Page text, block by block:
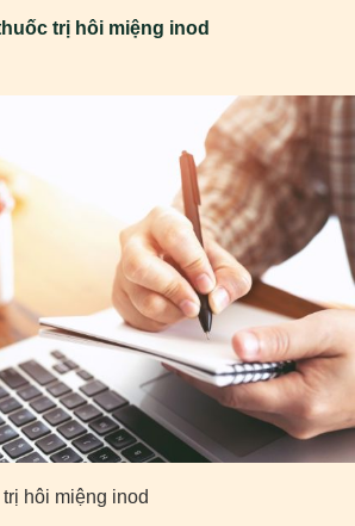
trị hôi miệng inod
hôi miệng inod